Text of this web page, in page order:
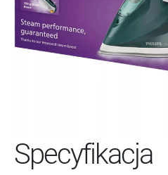
Specyfikacja